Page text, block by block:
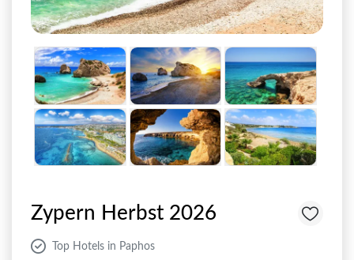
eindrucksvollen byzantinischen Kirchen, von denen
einige zum UNESCO-Welterbe zählen. Auch für
Radfahrer und Naturfreunde bietet das Landesinnere
ideale Bedingungen.
Die Insel ist geteilt in einen griechisch-zyprischen Süden
und einen türkisch geprägten Norden, was Zypern auch
kulturell besonders spannend macht. In geteilten
Städten wie Nikosia (Lefkosia) erleben Besucher zwei
Küche kombiniert griechische, türkische und
Zypern Herbst 2026
Top Hotels in Paphos